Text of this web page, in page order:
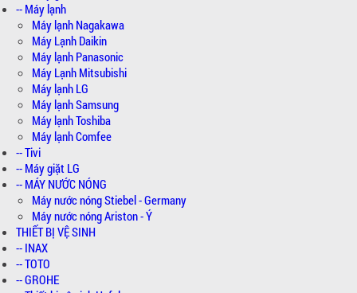
-- Máy lạnh
Máy lạnh Nagakawa
Máy Lạnh Daikin
Máy lạnh Panasonic
Máy Lạnh Mitsubishi
Máy lạnh LG
Máy lạnh Samsung
Máy lạnh Toshiba
Máy lạnh Comfee
-- Tivi
-- Máy giặt LG
-- MÁY NƯỚC NÓNG
Máy nước nóng Stiebel - Germany
Máy nước nóng Ariston - Ý
THIẾT BỊ VỆ SINH
-- INAX
-- TOTO
-- GROHE